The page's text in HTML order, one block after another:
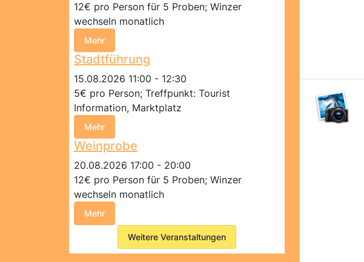
12€ pro Person für 5 Proben; Winzer
wechseln monatlich
Mehr
Stadtführung
15.08.2026 11:00 - 12:30
5€ pro Person; Treffpunkt: Tourist
Information, Marktplatz
Mehr
Weinprobe
20.08.2026 17:00 - 20:00
12€ pro Person für 5 Proben; Winzer
wechseln monatlich
Mehr
Weitere Veranstaltungen